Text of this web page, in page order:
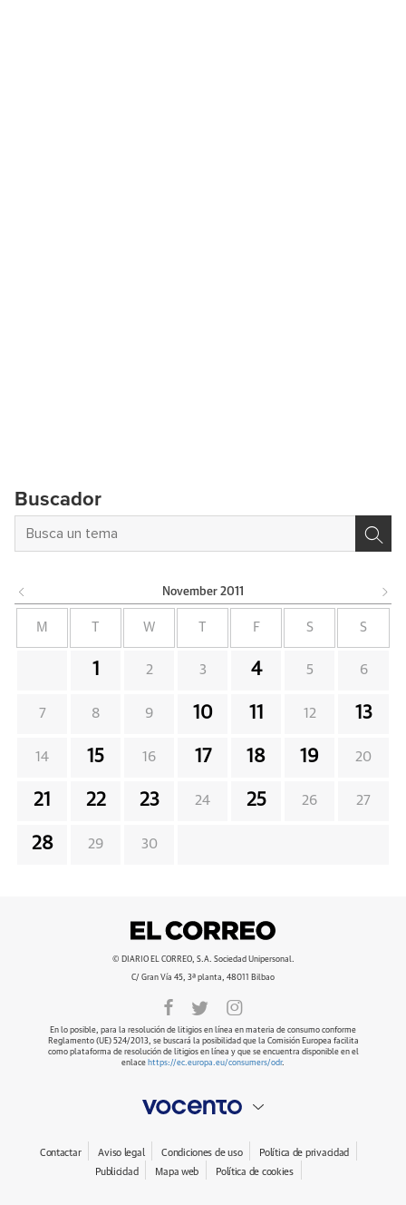
Buscador
November 2011
M W F S S
1 2 3 4 5 6
7 8 9 10 11 12 13
14 15 16 17 18 19 20
21 22 23 24 25 26 27
28 29 30
© DIARIO EL CORREO, S.A. Sociedad Unipersonal.
C/ Gran Vía 45, 3ª planta, 48011 Bilbao
En lo posible, para la resolución de litigios en línea en materia de consumo conforme
Reglamento (UE) 524/2013, se buscará la posibilidad que la Comisión Europea facilita
como plataforma de resolución de litigios en línea y que se encuentra disponible en el
enlace https://ec.europa.eu/consumers/odr.
Contactar Aviso legal Condiciones de uso
Política de privacidad
Publicidad
Mapa web Política de cookies